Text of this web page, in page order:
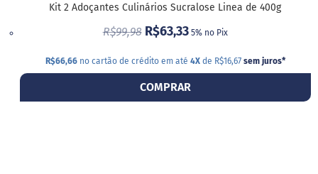
Kit 2 Adoçantes Culinários Sucralose Linea de 400g
R$99,98 R$63,33 5% no Pix
R$66,66no cartão de crédito em até 4Xde R$16,67 sem juros*
COMPRAR